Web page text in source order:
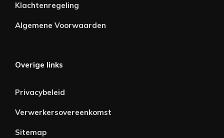
Klachtenregeling
Algemene Voorwaarden
Overige links
Privacybeleid
Verwerkersovereenkomst
Sitemap